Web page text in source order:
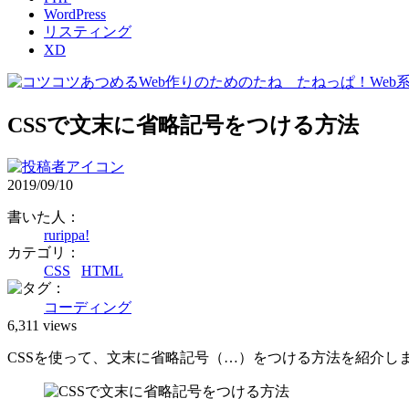
WordPress
リスティング
XD
CSSで文末に省略記号をつける方法
2019/09/10
書いた人：
rurippa!
カテゴリ：
CSS
HTML
：
コーディング
6,311 views
CSSを使って、文末に省略記号（…）をつける方法を紹介し